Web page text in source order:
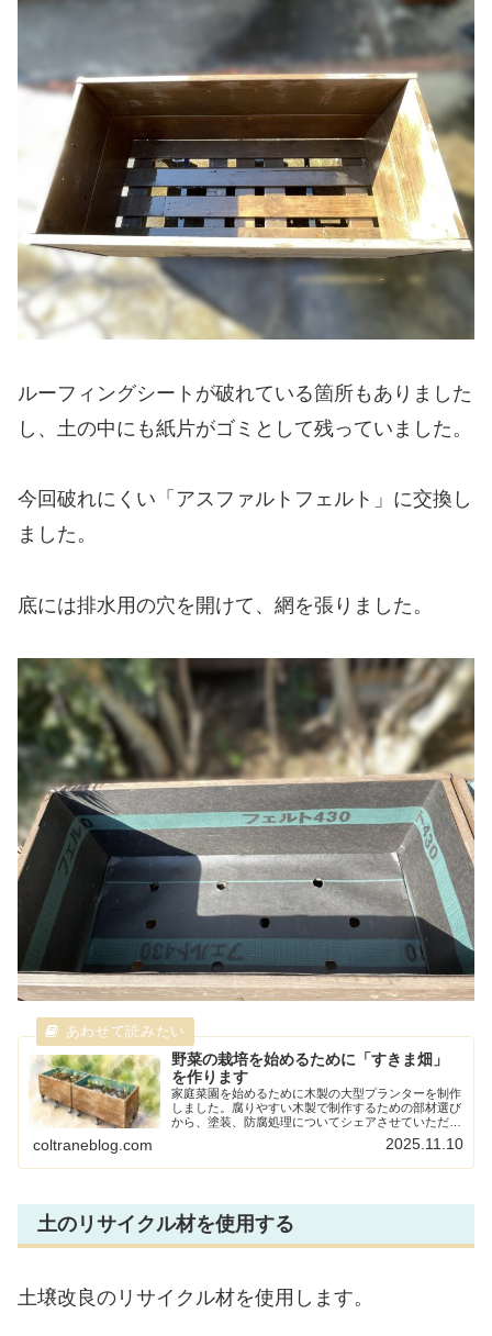
ルーフィングシートが破れている箇所もありました
し、土の中にも紙片がゴミとして残っていました。
今回破れにくい「アスファルトフェルト」に交換し
ました。
底には排水用の穴を開けて、網を張りました。
野菜の栽培を始めるために「すきま畑」
を作ります
家庭菜園を始めるために木製の大型プランターを制作
しました。腐りやすい木製で制作するための部材選び
から、塗装、防腐処理についてシェアさせていただき
ます。これから季節に合わせた野菜つくりを学んでい
coltraneblog.com 2025.11.10
土のリサイクル材を使用する
土壌改良のリサイクル材を使用します。